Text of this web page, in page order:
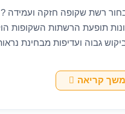
רשת שקופה חזקה ועמידה
תופעת הרשתות השקופות
גבוה ועדיפות מבחינת
קריאהטיפים
בבחירת